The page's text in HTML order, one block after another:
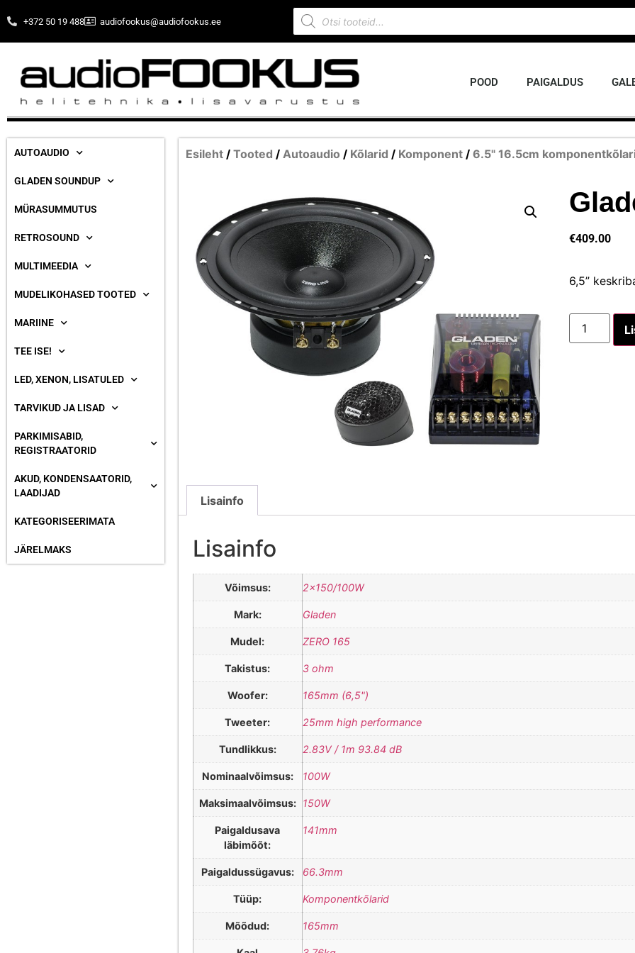
+372 50 19 488 audiofookus@audiofookus.ee
POOD PAIGALDUS
AUTOAUDIO
GLADEN SOUNDUP
MÜRASUMMUTUS
RETROSOUND
MULTIMEEDIA
MUDELIKOHASED TOOTED
MARIINE
TEE ISE!
LED, XENON, LISATULED
TARVIKUD JA LISAD
PARKIMISABID,
REGISTRAATORID
AKUD, KONDENSAATORID,
LAADIJAD
KATEGORISEERIMATA
JÄRELMAKS
Esileht/ Tooted / Autoaudio / Kõlarid / Komponent/ 6.5" 16.5cm
€409.00
6,5”
Lisainfo
Lisainfo
Võimsus: 2×150/100W
Mark: Gladen
Mudel: ZERO 165
Takistus: 3 ohm
Woofer: 165mm (6,5")
Tweeter: 25mm high performance
Tundlikkus: 2.83V / 1m 93.84 dB
Nominaalvõimsus: 100W
Maksimaalvõimsus: 150W
Paigaldusava
läbimõõt:
141mm
Paigaldussügavus: 66.3mm
Tüüp: Komponentkõlarid
Mõõdud: 165mm